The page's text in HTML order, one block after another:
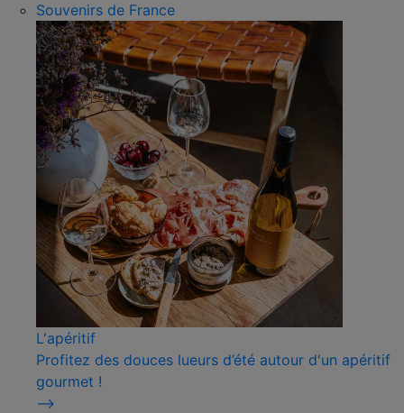
Souvenirs de France
L'apéritif
Profitez des douces lueurs d’été autour d'un apéritif
gourmet !
⟶